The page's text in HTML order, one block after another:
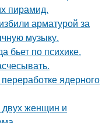
пирамид.
арматурой за
музыку.
бьет по психике.
ядерного
двух женщин и